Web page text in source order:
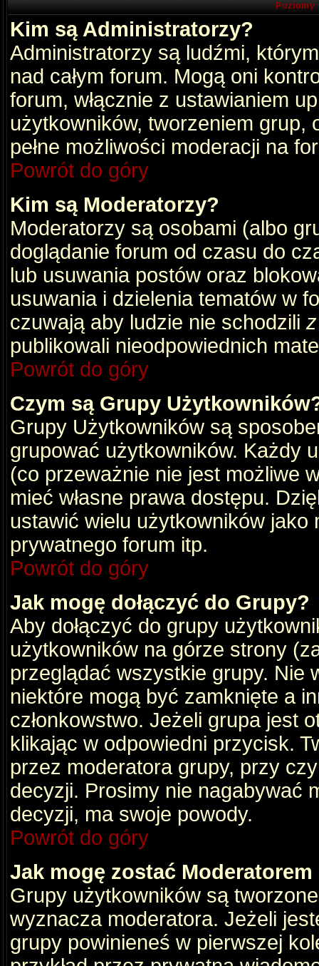
Kim są Administratorzy?
Administratorzy są ludźmi,
nad całym forum. Mogą oni
forum, włącznie z ustawianiem
użytkowników, tworzeniem grup,
pełne możliwości moderacji na
Powrót do góry
Kim są Moderatorzy?
Moderatorzy są osobami (albo
doglądanie forum od czasu do
lub usuwania postów oraz
usuwania i dzielenia tematów w
czuwają aby ludzie nie schodzili
publikowali nieodpowiednich
Powrót do góry
Czym są Grupy
Grupy Użytkowników są
grupować użytkowników. Każdy
(co przeważnie nie jest możliwe
mieć własne prawa dostępu.
ustawić wielu użytkowników
prywatnego forum itp.
Powrót do góry
Jak mogę dołączyć do Grupy?
Aby dołączyć do grupy
użytkowników na górze strony
przeglądać wszystkie grupy. Nie
niektóre mogą być zamknięte a
członkowstwo. Jeżeli grupa jest
klikając w odpowiedni przycisk.
przez moderatora grupy, przy
decyzji. Prosimy nie nagabywać
decyzji, ma swoje powody.
Powrót do góry
Jak mogę zostać
Grupy użytkowników są
wyznacza moderatora. Jeżeli
grupy powinieneś w pierwszej